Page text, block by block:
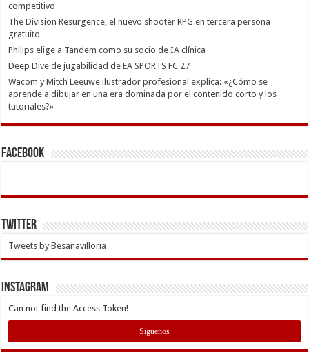
competitivo
The Division Resurgence, el nuevo shooter RPG en tercera persona
gratuito
Philips elige a Tandem como su socio de IA clínica
Deep Dive de jugabilidad de EA SPORTS FC 27
Wacom y Mitch Leeuwe ilustrador profesional explica: «¿Cómo se
aprende a dibujar en una era dominada por el contenido corto y los
tutoriales?»
Facebook
Twitter
Tweets by Besanavilloria
INSTAGRAM
Can not find the Access Token!
Siguenos